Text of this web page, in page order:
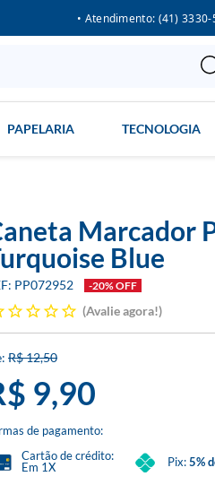
• Atendimento: (41) 3330-
PAPELARIA TECNOLOGIA
Marcador
Blue
PP072952 -20% OFF
Avalie agora!
R$ 12,50
9,90
de pagamento:
Cartão de crédito:
Em 1X
Pix:5%